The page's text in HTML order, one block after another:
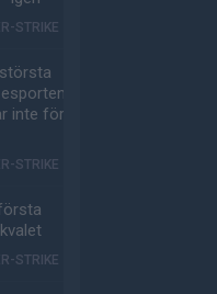
STRIKE
inte för
STRIKE
STRIKE